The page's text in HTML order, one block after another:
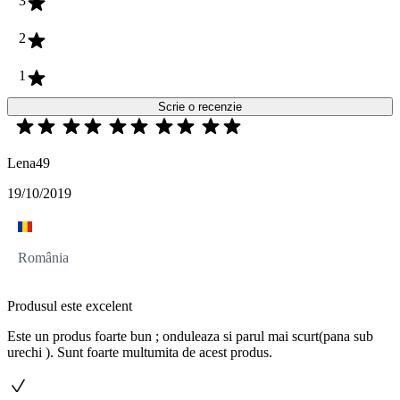
2
1
Scrie o recenzie
Lena49
19/10/2019
România
Produsul este excelent
Este un produs foarte bun ; onduleaza si parul mai scurt(pana sub
urechi ). Sunt foarte multumita de acest produs.